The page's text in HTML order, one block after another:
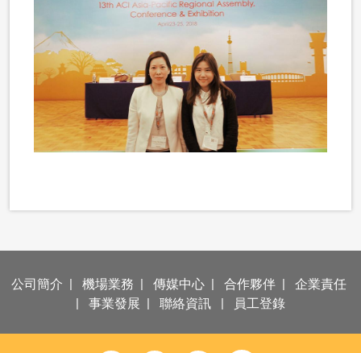
公司簡介 | 機場業務 | 傳媒中心 | 合作夥伴 | 企業責任
| 事業發展 | 聯絡資訊 | 員工登錄